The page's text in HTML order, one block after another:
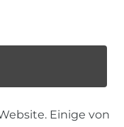
Einige von